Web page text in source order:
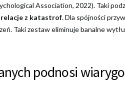
Association, 2022). Taki
relacje z katastrof. Dla spójności
Taki zestaw eliminuje banalne
podnosi